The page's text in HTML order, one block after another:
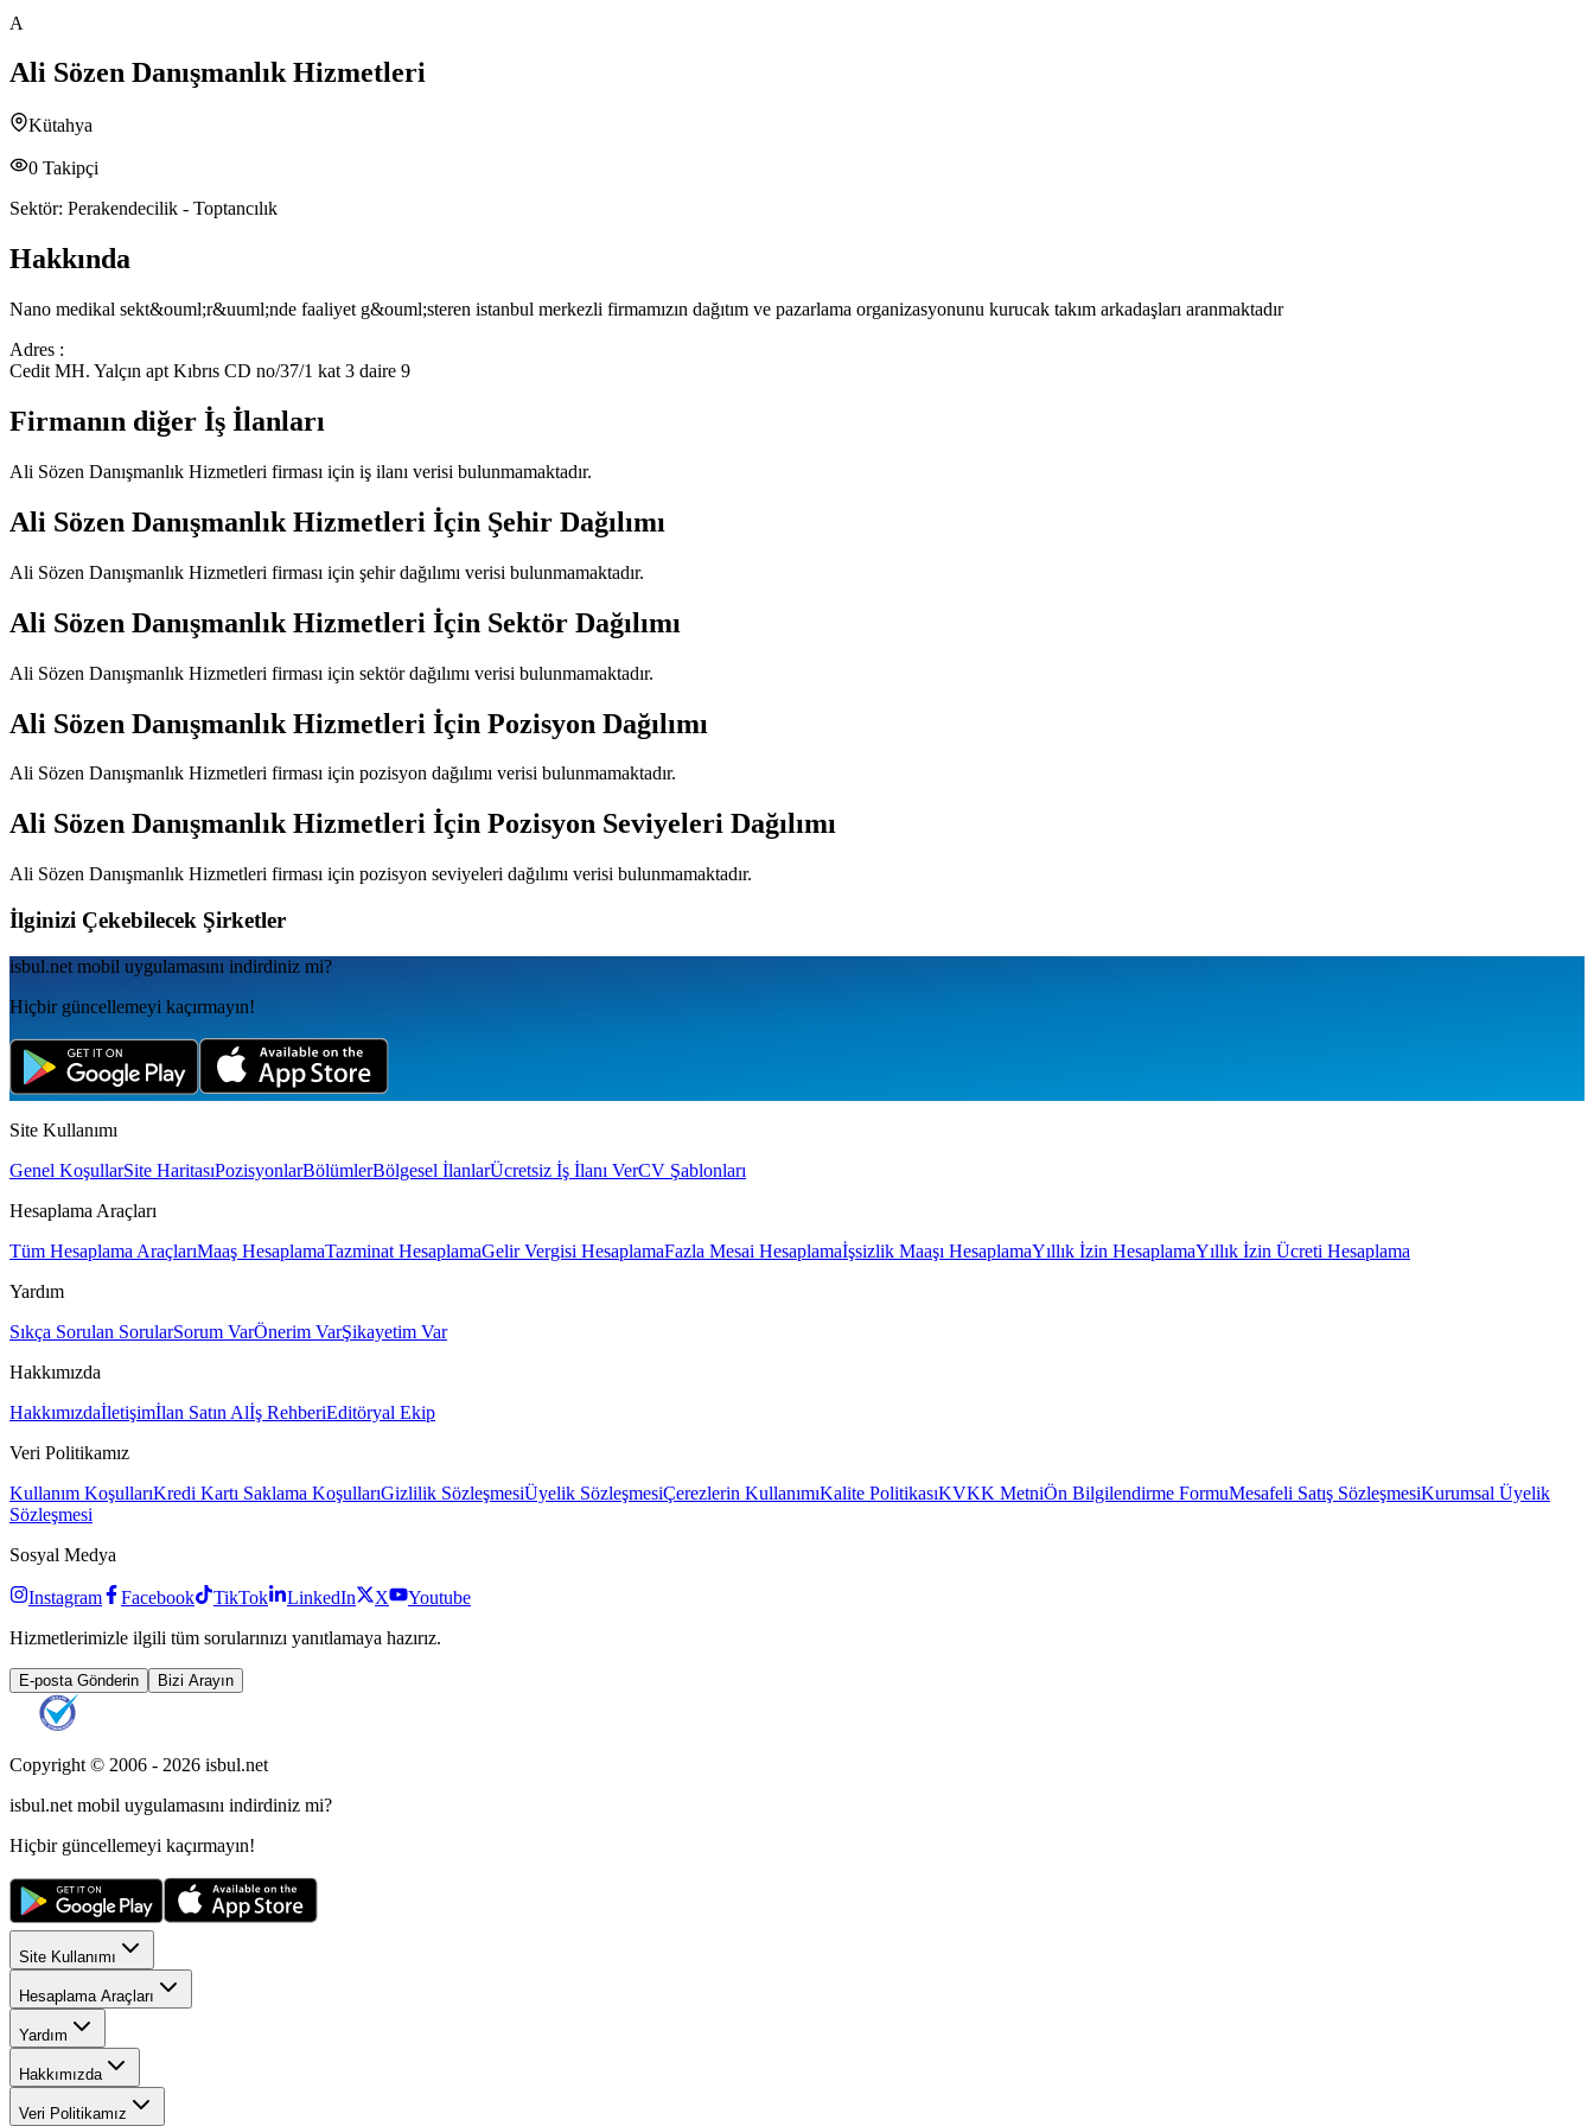
A
Ali Sözen Danışmanlık Hizmetleri
Kütahya
0 Takipçi
Sektör: Perakendecilik - Toptancılık
Hakkında
Nano medikal sekt&ouml;r&uuml;nde faaliyet g&ouml;steren istanbul merkezli firmamızın dağıtım ve pazarlama organizasyonunu kurucak takım arkadaşları aranmaktadır
Adres :
Cedit MH. Yalçın apt Kıbrıs CD no/37/1 kat 3 daire 9
Firmanın diğer İş İlanları
Ali Sözen Danışmanlık Hizmetleri firması için iş ilanı verisi bulunmamaktadır.
Ali Sözen Danışmanlık Hizmetleri İçin Şehir Dağılımı
Ali Sözen Danışmanlık Hizmetleri firması için şehir dağılımı verisi bulunmamaktadır.
Ali Sözen Danışmanlık Hizmetleri İçin Sektör Dağılımı
Ali Sözen Danışmanlık Hizmetleri firması için sektör dağılımı verisi bulunmamaktadır.
Ali Sözen Danışmanlık Hizmetleri İçin Pozisyon Dağılımı
Ali Sözen Danışmanlık Hizmetleri firması için pozisyon dağılımı verisi bulunmamaktadır.
Ali Sözen Danışmanlık Hizmetleri İçin Pozisyon Seviyeleri Dağılımı
Ali Sözen Danışmanlık Hizmetleri firması için pozisyon seviyeleri dağılımı verisi bulunmamaktadır.
İlginizi Çekebilecek Şirketler
isbul.net mobil uygulamаsını indirdiniz mi?
Hiçbir güncellemeyi kaçırmayın!
Site Kullanımı
Genel KoşullarSite HaritasıPozisyonlarBölümlerBölgesel İlanlarÜcretsiz İş İlanı VerCV Şablonları
Hesaplama Araçları
Tüm Hesaplama AraçlarıMaaş HesaplamaTazminat HesaplamaGelir Vergisi HesaplamaFazla Mesai Hesaplamaİşsizlik Maaşı HesaplamaYıllık İzin HesaplamaYıllık İzin Ücreti Hesaplama
Yardım
Sıkça Sorulan SorularSorum VarÖnerim VarŞikayetim Var
Hakkımızda
Hakkımızdaİletişimİlan Satın Alİş RehberiEditöryal Ekip
Veri Politikamız
Kullanım KoşullarıKredi Kartı Saklama KoşullarıGizlilik SözleşmesiÜyelik SözleşmesiÇerezlerin KullanımıKalite PolitikasıKVKK MetniÖn Bilgilendirme FormuMesafeli Satış SözleşmesiKurumsal Üyelik
Sözleşmesi
Sosyal Medya
Instagram Facebook TikTok LinkedIn X
Youtube
Hizmetlerimizle ilgili tüm sorularınızı yanıtlamaya hazırız.
E-posta Gönderin Bizi Arayın
Copyright © 2006 - 2026 isbul.net
isbul.net mobil uygulamasını indirdiniz mi?
Hiçbir güncellemeyi kaçırmayın!
Site Kullanımı
Hesaplama Araçları
Yardım
Hakkımızda
Veri Politikamız